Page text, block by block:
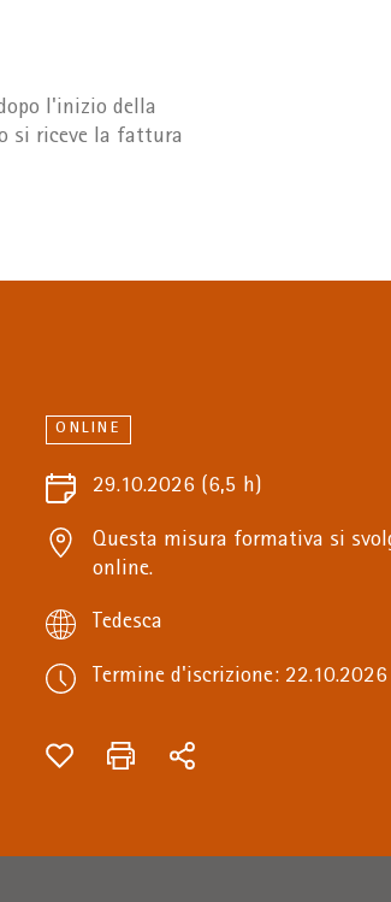
l'inizio della
si riceve la fattura
ONLINE
29.10.2026 (6,5 h)
Questa misura formativa si
online.
Tedesca
Termine d'iscrizione: 22.10.2026